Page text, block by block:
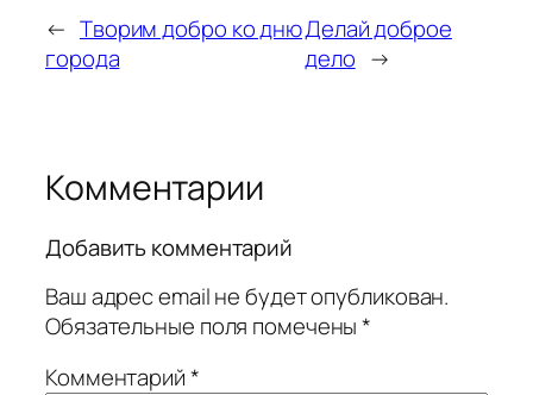
← Творим добро ко дню
города
Делай доброе
дело →
Комментарии
Добавить комментарий
Ваш адрес email не будет опубликован.
Обязательные поля помечены*
Комментарий*